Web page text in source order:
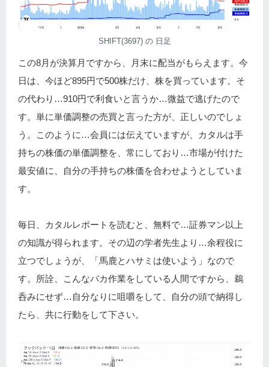
SHIFT(3697) の 日足
この8月が決算月ですから、月末に配当がもらえます。今
日は、今ほど895円で500株だけ、株を買っています。そ
の代わり…910円で利食いと言うか…微益で逃げたので
す。単に単価調整の売買と言った方が、正しいのでしょ
う。このように…会員には伝えていますが、カタルは手
持ちの株価の単価調整を、常にしており…市場が付けた
最安値に、自分の手持ちの株価を合わせようとしていま
す。
毎日、カタルレポートを読むと、無料で…証券マン以上
の知識が得られます。その辺の学者先生より…余程役に
立つでしょうが、「馬鹿とハサミは使いよう」なので
す。所詮、こんなバカ作業をしている人間ですから、鵜
呑みにせず…自分なりに咀嚼をして、自分の頭で納得し
たら、共に行動をして下さい。